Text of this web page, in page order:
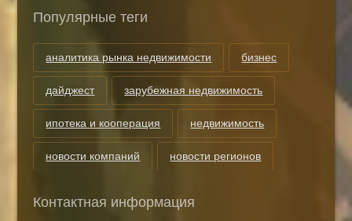
Популярные теги
аналитика рынка недвижимости бизнес
дайджест зарубежная недвижимость
ипотека и кооперация недвижимость
новости компаний новости регионов
Контактная информация